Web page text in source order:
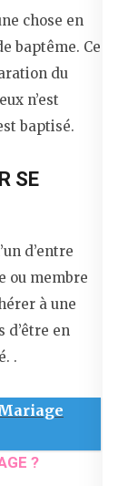
chose en
baptême. Ce
du
n’est
baptisé.
SE
d’entre
ou membre
à une
d’être en
.
?